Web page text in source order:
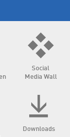
Social
Media Wall
Downloads